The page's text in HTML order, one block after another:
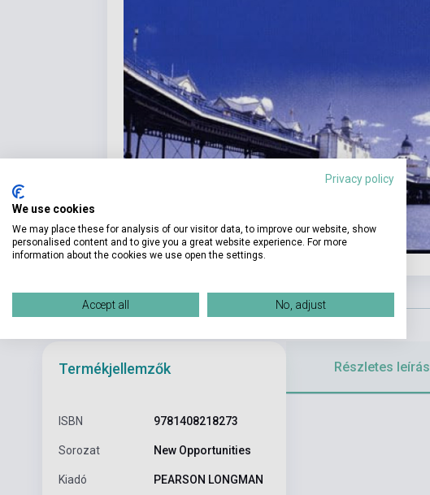
Termékjellemzők
ISBN 9781408218273
Sorozat New Opportunities
Kiadó PEARSON LONGMAN
Részletes leírás
Privacy policy
We use cookies
We may place these for analysis of our visitor data, to improve our website, show
personalised content and to give you a great website experience. For more
information about the cookies we use open the settings.
Accept all No, adjust